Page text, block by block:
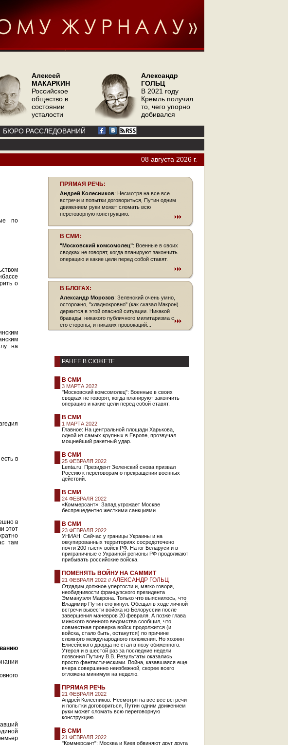
Алексей
МАКАРКИН
Российское
общество в
состоянии
усталости
Александр
ГОЛЬЦ
В 2021 году
Кремль получил
то, чего упорно
добивался
БЮРО РАССЛЕДОВАНИЙ
08 августа 2026 г.
по
о
на
в
в
этот
там
ПРЯМАЯ РЕЧЬ:
Андрей Колесников: Несмотря на все все
встречи и попытки договориться, Путин одним
движением руки может сломать всю
переговорную конструкцию.
В СМИ:
"Московский комсомолец": Военные в своих
сводках не говорят, когда планируют закончить
операцию и какие цели перед собой ставят.
В БЛОГАХ:
Александр Морозов: Зеленский очень умно,
осторожно, "хладнокровно" (как сказал Макрон)
держится в этой опасной ситуации. Никакой
бравады, никакого публичного милитаризма с
его стороны, и никаких провокаций...
РАНЕЕ В СЮЖЕТЕ
В СМИ
3 МАРТА 2022
"Московский комсомолец": Военные в своих
сводках не говорят, когда планируют закончить
операцию и какие цели перед собой ставят.
В СМИ
1 МАРТА 2022
Главное: На центральной площади Харькова,
одной из самых крупных в Европе, прозвучал
мощнейший ракетный удар.
В СМИ
25 ФЕВРАЛЯ 2022
Lenta.ru: Президент Зеленский снова призвал
Россию к переговорам о прекращении военных
действий.
В СМИ
24 ФЕВРАЛЯ 2022
«Коммерсант»: Запад угрожает Москве
беспрецедентно жесткими санкциями…
В СМИ
23 ФЕВРАЛЯ 2022
УНИАН: Сейчас у границы Украины и на
оккупированных территориях сосредоточено
почти 200 тысяч войск РФ. На юг Беларуси и в
приграничные с Украиной регионы РФ продолжают
прибывать российские войска.
ПОМЕНЯТЬ ВОЙНУ НА САММИТ
21 ФЕВРАЛЯ 2022 // АЛЕКСАНДР ГОЛЬЦ
Отдадим должное упертости и, мягко говоря,
необидчивости французского президента
Эммануэля Макрона. Только что выяснилось, что
Владимир Путин его кинул. Обещал в ходе личной
встречи вывести войска из Белоруссии после
завершения маневров 20 февраля. А позже глава
минского военного ведомства сообщил, что
совместная проверка войск продолжится (и
войска, стало быть, останутся) по причине
сложного международного положения. Но хозяин
Елисейского дворца не стал в позу обиженного.
Утерся и в шестой раз за последние недели
позвонил Путину В.В. Результаты оказались
просто фантастическими. Война, казавшаяся еще
вчера совершенно неизбежной, скорее всего
отложена минимум на неделю.
ПРЯМАЯ РЕЧЬ
21 ФЕВРАЛЯ 2022
Андрей Колесников: Несмотря на все все встречи
и попытки договориться, Путин одним движением
руки может сломать всю переговорную
конструкцию.
В СМИ
21 ФЕВРАЛЯ 2022
"Коммерсант": Москва и Киев обвиняют друг друга